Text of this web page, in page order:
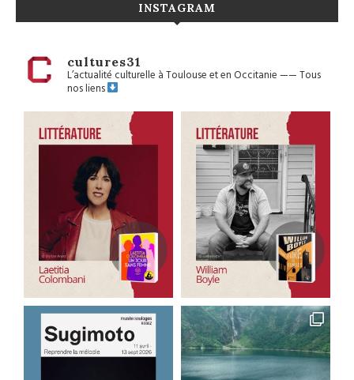
INSTAGRAM
cultures31
L’actualité culturelle à Toulouse et en Occitanie——Tous
nos liens